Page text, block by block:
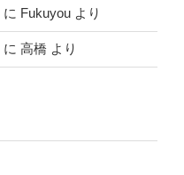
に Fukuyou より
に 高橋 より